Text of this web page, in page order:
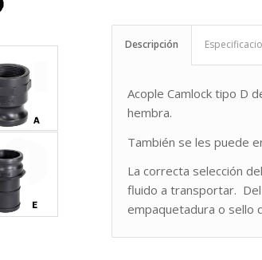
Descripción
Acople Camlock tipo D
hembra.
También se les puede
La correcta selección
fluido a transportar.
empaquetadura o sello